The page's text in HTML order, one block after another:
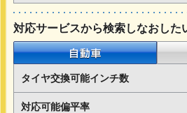
対応サービスから検索しなおした
自動車
タイヤ交換可能インチ数
対応可能偏平率